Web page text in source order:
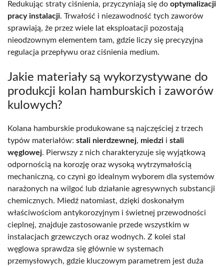
Redukując straty ciśnienia, przyczyniają się do optymalizacji
pracy instalacji. Trwałość i niezawodność tych zaworów
sprawiają, że przez wiele lat eksploatacji pozostają
nieodzownym elementem tam, gdzie liczy się precyzyjna
regulacja przepływu oraz ciśnienia medium.
Jakie materiały są wykorzystywane do
produkcji kolan hamburskich i zaworów
kulowych?
Kolana hamburskie produkowane są najczęściej z trzech
typów materiałów: stali nierdzewnej, miedzi i stali
węglowej. Pierwszy z nich charakteryzuje się wyjątkową
odpornością na korozję oraz wysoką wytrzymałością
mechaniczną, co czyni go idealnym wyborem dla systemów
narażonych na wilgoć lub działanie agresywnych substancji
chemicznych. Miedź natomiast, dzięki doskonałym
właściwościom antykorozyjnym i świetnej przewodności
cieplnej, znajduje zastosowanie przede wszystkim w
instalacjach grzewczych oraz wodnych. Z kolei stal
węglowa sprawdza się głównie w systemach
przemysłowych, gdzie kluczowym parametrem jest duża